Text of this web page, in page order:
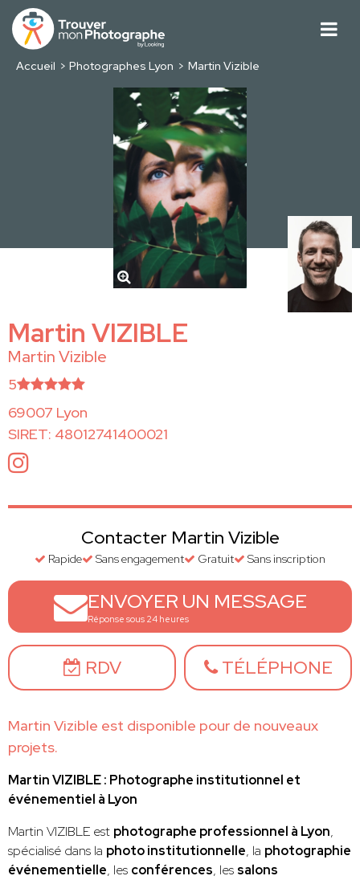
Accueil Photographes Lyon Martin Vizible
Martin VIZIBLE
Martin Vizible
5
69007 Lyon
SIRET: 48012741400021
Contacter Martin Vizible
Rapide Sans engagement Gratuit Sans inscription
ENVOYER UN MESSAGE
Réponse sous 24 heures
RDV TÉLÉPHONE
Martin Vizible est disponible pour de nouveaux
projets.
Martin VIZIBLE : Photographe institutionnel et
événementiel à Lyon
Martin VIZIBLE est photographe professionnel à Lyon,
spécialisé dans la photo institutionnelle, la photographie
événementielle, les conférences, les salons